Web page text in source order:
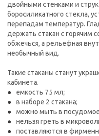
двойными стенками и
боросиликатного стекла,
перепадам температур.
держать стакан с горячим
обжечься, а рельефная
необычный вид.
Такие стаканы станут
кабинета.
емкость 75 мл;
в наборе 2 стакана;
можно мыть в
нельзя греть в
поставляются в